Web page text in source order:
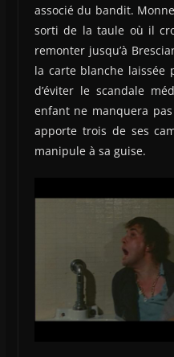
associé du bandit.
sorti de la taule où il
remonter jusqu’à
la carte blanche laissée
d’éviter le scandale
enfant ne manquera
apporte trois de ses
manipule à sa guise.